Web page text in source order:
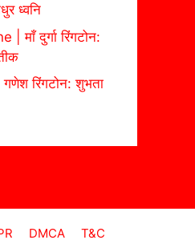
ध्वनि
माँ दुर्गा रिंगटोन:
रिंगटोन: शुभता
DMCA T&C